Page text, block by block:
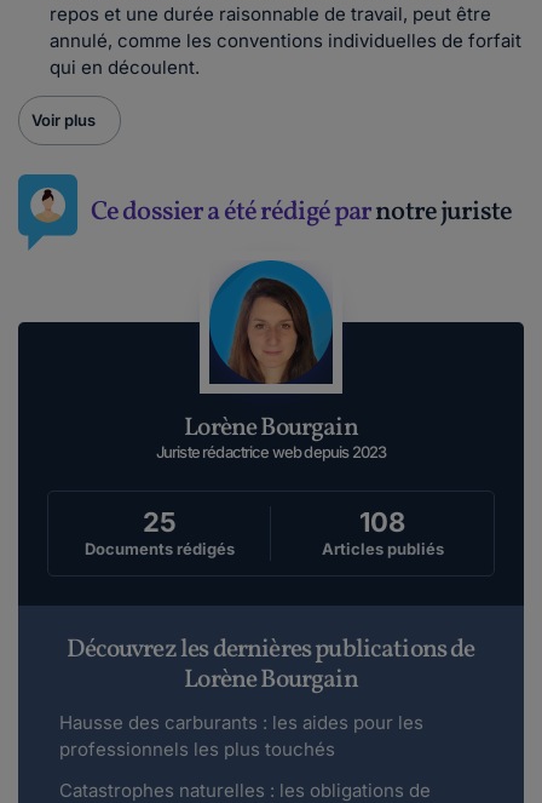
repos et une durée raisonnable de travail, peut être
annulé, comme les conventions individuelles de forfait
qui en découlent.
Voir plus
Ce dossier a été rédigé parnotre juriste
Lorène Bourgain
Juriste rédactrice web depuis 2023
25
Documents rédigés
108
Articles publiés
Découvrez les dernières publications de
Lorène Bourgain
Hausse des carburants : les aides pour les
professionnels les plus touchés
Catastrophes naturelles : les obligations de